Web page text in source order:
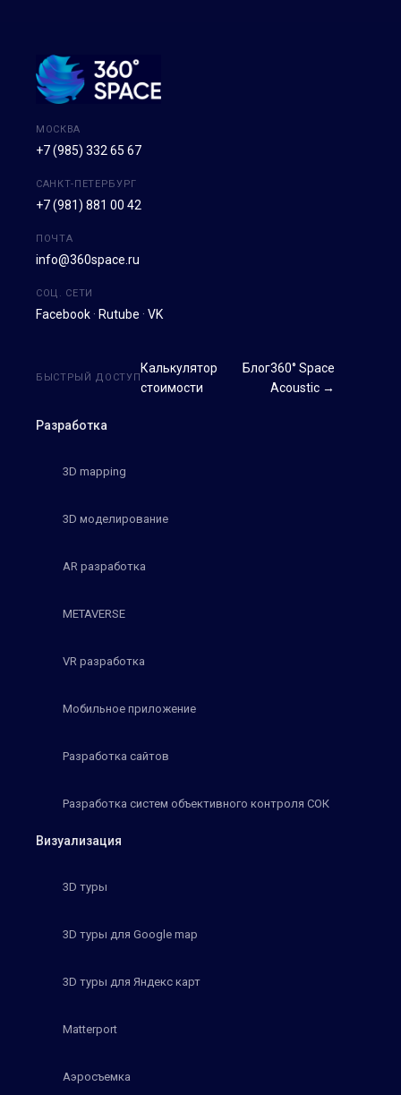
МОСКВА
+7 (985) 332 65 67
САНКТ-ПЕТЕРБУРГ
+7 (981) 881 00 42
ПОЧТА
info@360space.ru
СОЦ. СЕТИ
Facebook · Rutube · VK
Разработка
3D mapping
3D моделирование
AR разработка
METAVERSE
VR разработка
Мобильное приложение
Разработка сайтов
Разработка систем объективного контроля СОК
Визуализация
3D туры
3D туры для Google map
3D туры для Яндекс карт
Matterport
Аэросъемка
БЫСТРЫЙ ДОСТУП
Калькулятор
стоимости
Блог360° Space
Acoustic →